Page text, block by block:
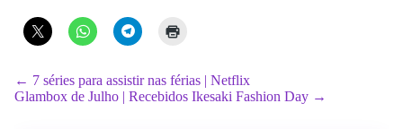
← 7 séries para assistir nas férias | Netflix
Glambox de Julho | Recebidos Ikesaki Fashion Day →